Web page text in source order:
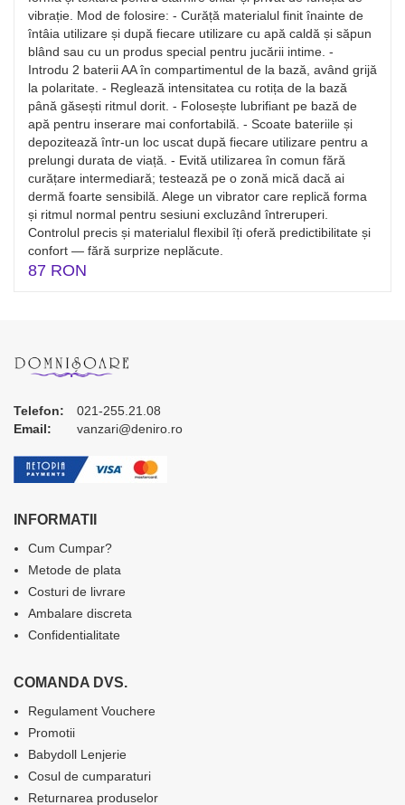
vibrație. Mod de folosire: - Curăță materialul finit înainte de
întâia utilizare și după fiecare utilizare cu apă caldă și săpun
blând sau cu un produs special pentru jucării intime. -
Introdu 2 baterii AA în compartimentul de la bază, având grijă
la polaritate. - Reglează intensitatea cu rotița de la bază
până găsești ritmul dorit. - Folosește lubrifiant pe bază de
apă pentru inserare mai confortabilă. - Scoate bateriile și
depozitează într-un loc uscat după fiecare utilizare pentru a
prelungi durata de viață. - Evită utilizarea în comun fără
curățare intermediară; testează pe o zonă mică dacă ai
dermă foarte sensibilă. Alege un vibrator care replică forma
și ritmul normal pentru sesiuni excluzând întreruperi.
Controlul precis și materialul flexibil îți oferă predictibilitate și
confort — fără surprize neplăcute.
87 RON
Telefon:
021-255.21.08
Email:
vanzari@deniro.ro
INFORMATII
Cum Cumpar?
Metode de plata
Costuri de livrare
Ambalare discreta
Confidentialitate
COMANDA DVS.
Regulament Vouchere
Promotii
Babydoll Lenjerie
Cosul de cumparaturi
Returnarea produselor